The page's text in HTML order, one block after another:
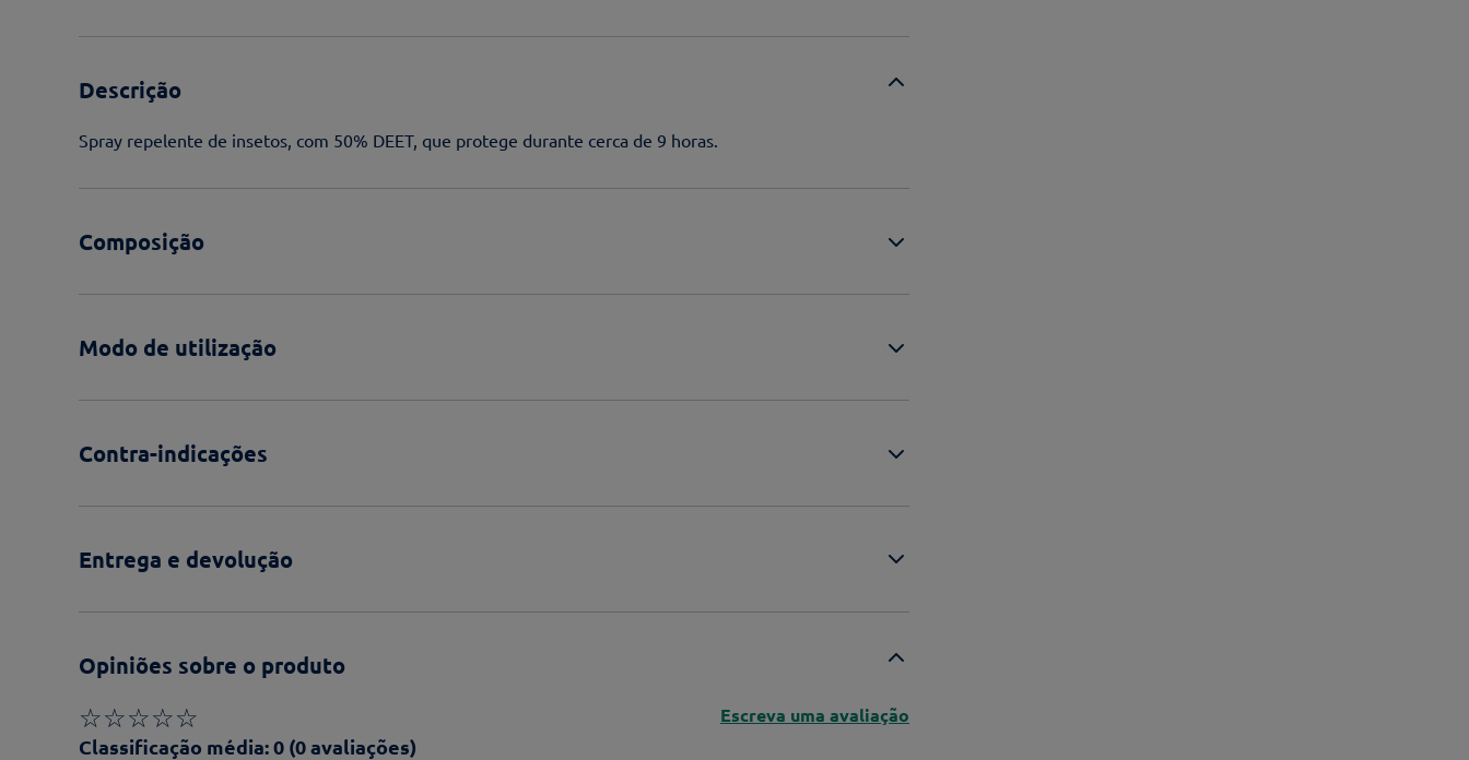
Descrição
Spray repelente de insetos, com 50% DEET, que protege durante cerca de 9 horas.
Composição
Modo de utilização
Contra-indicações
Entrega e devolução
Opiniões sobre o produto
☆☆☆☆☆
Classificação média: 0 (0 avaliações)
Escreva uma avaliação